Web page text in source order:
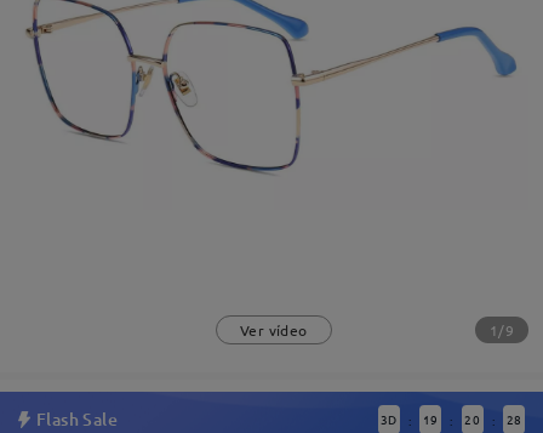
Ver vídeo 1/9
Flash Sale 3D : 19 : 20 : 27